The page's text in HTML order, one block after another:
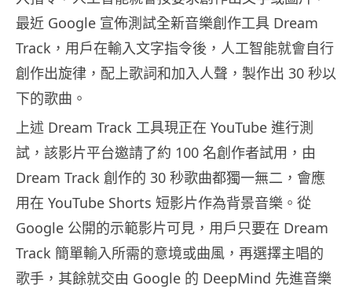
最近 Google 宣佈測試全新音樂創作工具 Dream
Track，用戶在輸入文字指令後，人工智能就會自行
創作出旋律，配上歌詞和加入人聲，製作出 30 秒以
下的歌曲。
上述 Dream Track 工具現正在 YouTube 進行測
試，該影片平台邀請了約 100 名創作者試用，由
Dream Track 創作的 30 秒歌曲都獨一無二，會應
用在 YouTube Shorts 短影片作為背景音樂。從
Google 公開的示範影片可見，用戶只要在 Dream
Track 簡單輸入所需的意境或曲風，再選擇主唱的
歌手，其餘就交由 Google 的 DeepMind 先進音樂